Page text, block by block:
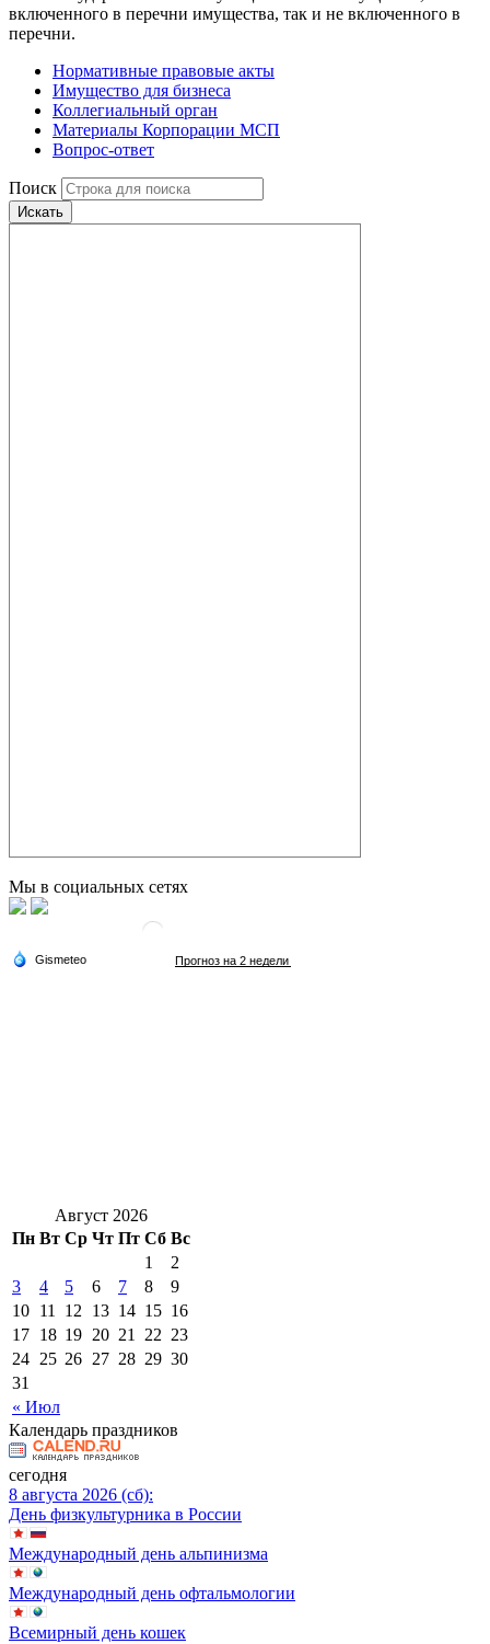
включенного в перечни имущества, так и не включенного в
перечни.
Нормативные правовые акты
Имущество для бизнеса
Коллегиальный орган
Материалы Корпорации МСП
Вопрос-ответ
Поиск
Искать
Мы в социальных сетях
Август 2026
Пн Вт Ср Чт Пт Сб Вс
« Июл
1
2
3
4 5 6 7 8
9
10 11 12 13 14 15 16
17 18 19 20 21 22 23
24 25 26 27 28 29 30
31
Календарь праздников
сегодня
8 августа 2026 (сб):
День физкультурника в России
Международный день альпинизма
Международный день офтальмологии
Всемирный день кошек